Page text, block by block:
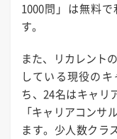
1000問」は無料
す。
また、リカレント
している現役の
ち、24名はキャリ
「キャリアコンサ
ます。少人数クラ